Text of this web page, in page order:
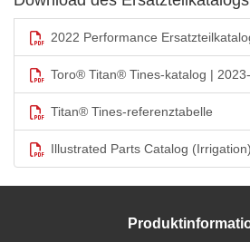
2022 Performance
Toro® Titan® Tines-katalog |
Titan® Tines-referenztabelle
Illustrated Parts Catalog (Irrigation)